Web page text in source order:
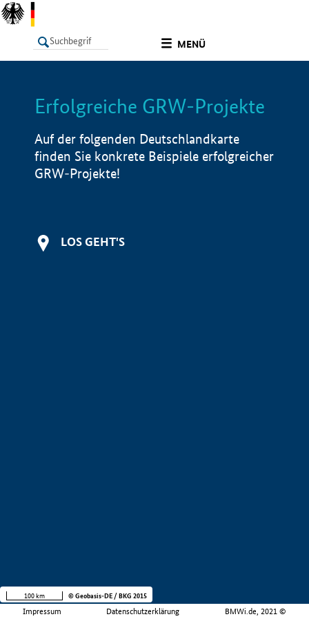
MENÜ
LISTE Info
Erfolgreiche GRW-Projekte
Auf der folgenden Deutschlandkarte
finden Sie konkrete Beispiele erfolgreicher
GRW-Projekte!
LOS GEHT'S
Impressum Datenschutzerklärung BMWi.de, 2021 ©
100 km © Geobasis-DE / BKG 2015